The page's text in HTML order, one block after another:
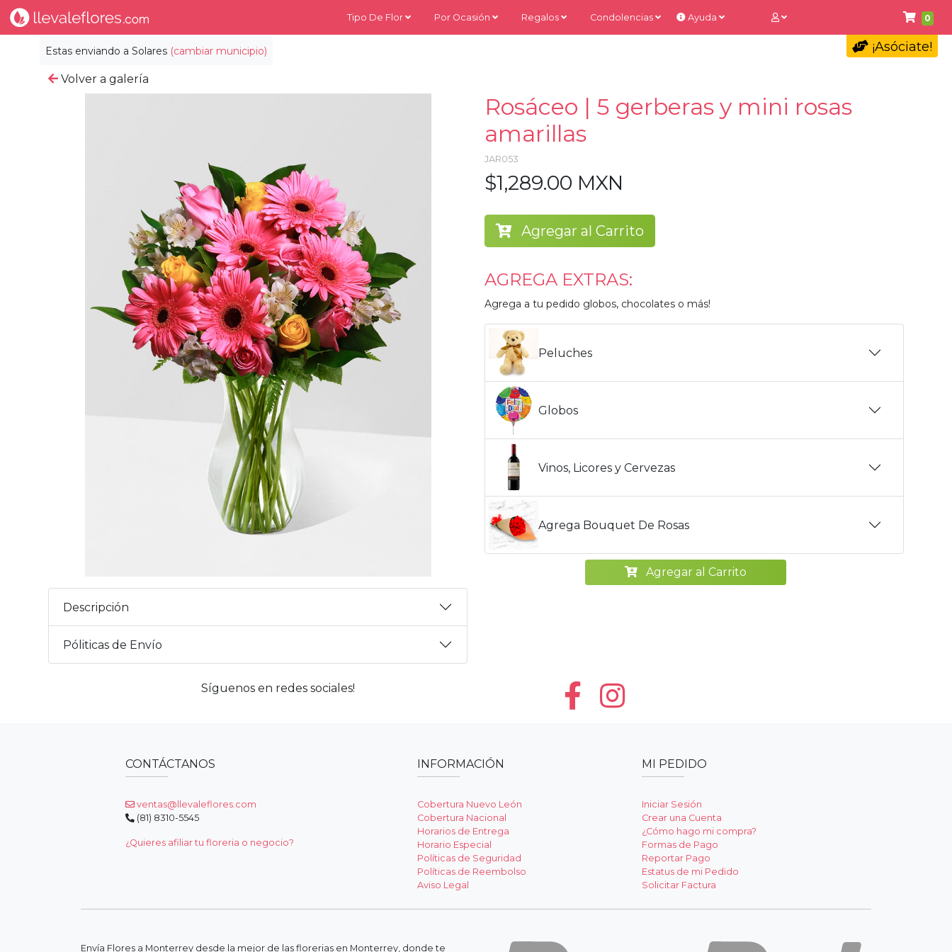
0
Estas enviando a Solares (cambiar municipio)
Tipo De Flor Por Ocasión Regalos Condolencias Ayuda
¡Asóciate!
Volver a galería
Descripción
Póliticas de Envío
Rosáceo | 5 gerberas y mini rosas
amarillas
JAR053
$1,289.00 MXN
Agregar al Carrito
AGREGA EXTRAS:
Agrega a tu pedido globos, chocolates o más!
Peluches
Globos
Vinos, Licores y Cervezas
Agrega Bouquet De Rosas
Agregar al Carrito
Síguenos en redes sociales!
CONTÁCTANOS
ventas@llevaleflores.com
(81) 8310-5545
¿Quieres afiliar tu floreria o negocio?
INFORMACIÓN
Cobertura Nuevo León
Cobertura Nacional
Horarios de Entrega
Horario Especial
Políticas de Seguridad
Políticas de Reembolso
Aviso Legal
MI PEDIDO
Iniciar Sesión
Crear una Cuenta
¿Cómo hago mi compra?
Formas de Pago
Reportar Pago
Estatus de mi Pedido
Solicitar Factura
Envía Flores a Monterrey desde la mejor de las florerias en Monterrey, donde te